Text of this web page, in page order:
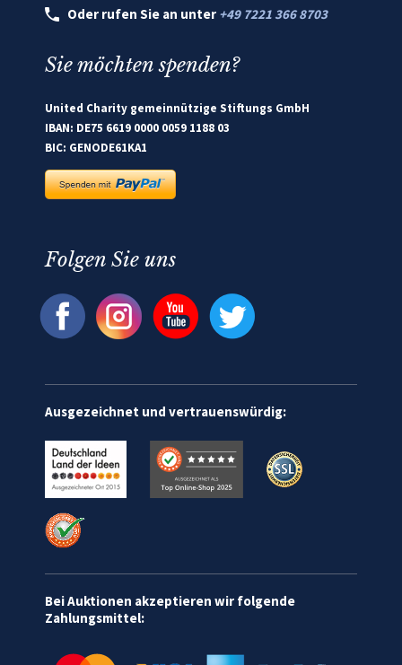
Oder rufen Sie an unter +49 7221 366 8703
Sie möchten spenden?
United Charity gemeinnützige Stiftungs GmbH
IBAN: DE75 6619 0000 0059 1188 03
BIC: GENODE61KA1
Folgen Sie uns
Ausgezeichnet und vertrauenswürdig:
Bei Auktionen akzeptieren wir folgende
Zahlungsmittel: